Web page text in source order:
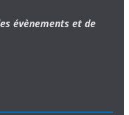
évènements et de